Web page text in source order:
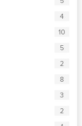
4
10
5
2
8
3
2